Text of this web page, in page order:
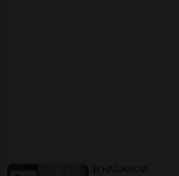
THAILANDIA